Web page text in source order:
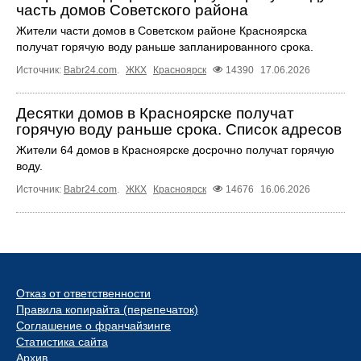
часть домов Советского района
Жители части домов в Советском районе Красноярска
получат горячую воду раньше запланированного срока.
Источник: Babr24.com. ЖКХ Красноярск 14390 17.06.2026
Десятки домов в Красноярске получат
горячую воду раньше срока. Список адресов
Жители 64 домов в Красноярске досрочно получат горячую
воду.
Источник: Babr24.com. ЖКХ Красноярск 14676 16.06.2026
Отказ от ответственности
Правила копирайта (перепечаток)
Соглашение о франчайзинге
Статистика сайта
Архив